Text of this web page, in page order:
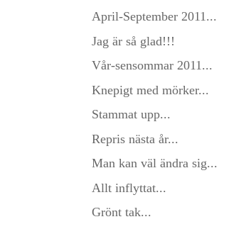
April-September 2011...
Jag är så glad!!!
Vår-sensommar 2011...
Knepigt med mörker...
Stammat upp...
Repris nästa år...
Man kan väl ändra sig...
Allt inflyttat...
Grönt tak...